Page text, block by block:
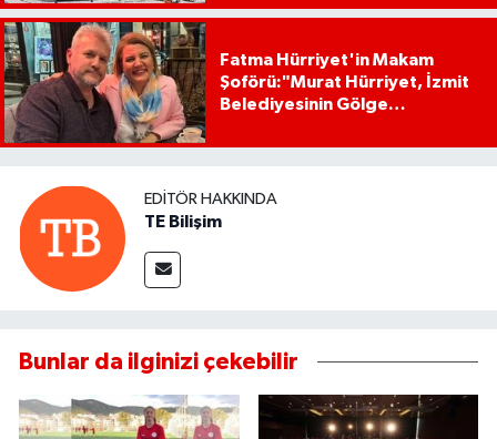
Fatma Hürriyet'in Makam
Şoförü:"Murat Hürriyet, İzmit
Belediyesinin Gölge
EDITÖR HAKKINDA
TE Bilişim
Bunlar da ilginizi çekebilir